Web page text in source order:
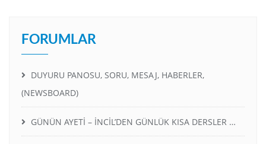
FORUMLAR
DUYURU PANOSU, SORU, MESAJ, HABERLER,
(NEWSBOARD)
GÜNÜN AYETİ – İNCİL’DEN GÜNLÜK KISA DERSLER …